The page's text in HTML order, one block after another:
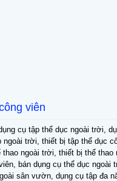
viên
cụ tập thể dục ngoài trời,
trời, thiết bị tập thể dục
ngoài trời, thiết bị thể thao
bán dụng cụ thể dục ngoài
sân vườn, dụng cụ tập đa